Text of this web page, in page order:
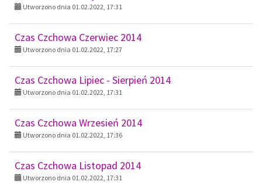
Utworzono dnia 01.02.2022, 17:31
Czas Czchowa Czerwiec 2014
Utworzono dnia 01.02.2022, 17:27
Czas Czchowa Lipiec - Sierpień 2014
Utworzono dnia 01.02.2022, 17:31
Czas Czchowa Wrzesień 2014
Utworzono dnia 01.02.2022, 17:36
Czas Czchowa Listopad 2014
Utworzono dnia 01.02.2022, 17:31